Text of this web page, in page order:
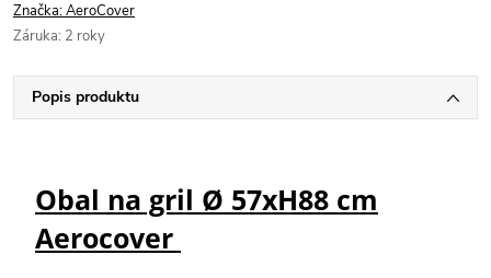
Značka:AeroCover
Záruka: 2 roky
Popis produktu
Obal na gril Ø 57xH88 cm
Aerocover